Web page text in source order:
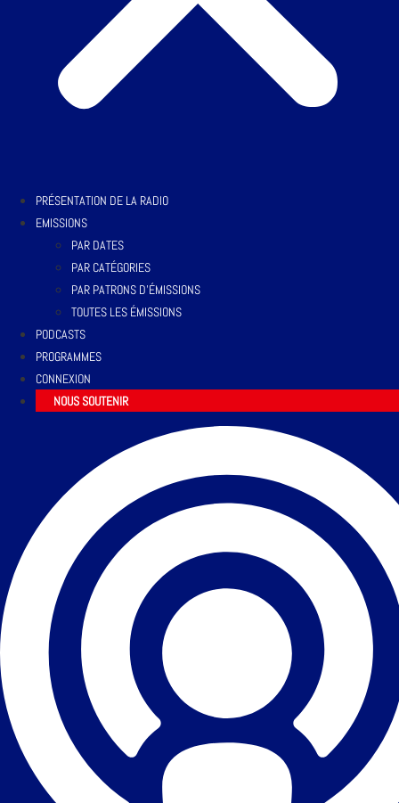
PRÉSENTATION DE LA RADIO
EMISSIONS
PAR DATES
PAR CATÉGORIES
PAR PATRONS D’ÉMISSIONS
TOUTES LES ÉMISSIONS
PODCASTS
PROGRAMMES
CONNEXION
NOUS SOUTENIR